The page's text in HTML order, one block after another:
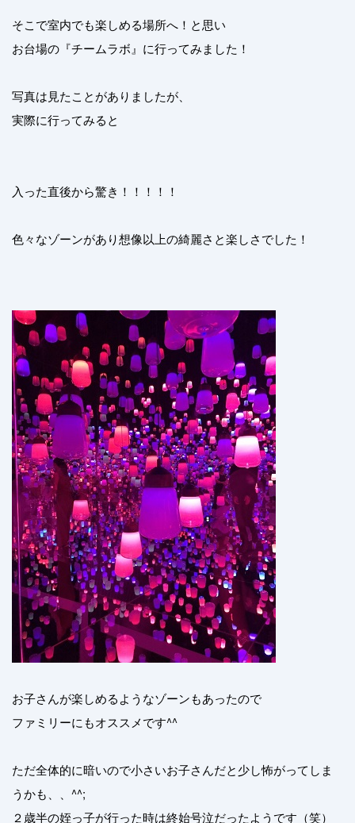
そこで室内でも楽しめる場所へ！と思い
お台場の『チームラボ』に行ってみました！
写真は見たことがありましたが、
実際に行ってみると
入った直後から驚き！！！！！
色々なゾーンがあり想像以上の綺麗さと楽しさでした！
お子さんが楽しめるようなゾーンもあったので
ファミリーにもオススメです^^
ただ全体的に暗いので小さいお子さんだと少し怖がってしま
うかも、、^^;
２歳半の姪っ子が行った時は終始号泣だったようです（笑）